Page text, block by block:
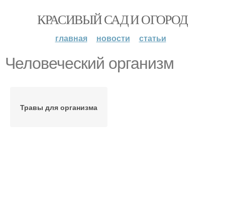
КРАСИВЫЙ САД И ОГОРОД
главная новости статьи
Человеческий организм
Травы для организма